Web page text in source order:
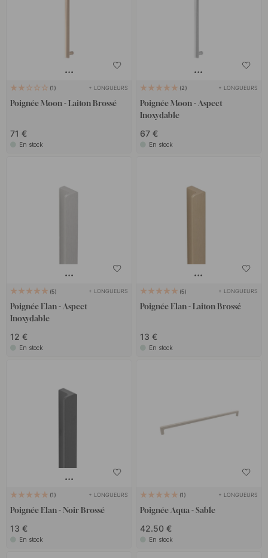
1 + LONGUEURS
Poignée Moon - Laiton Brossé
71 €
En stock
2 + LONGUEURS
Poignée Moon - Aspect
Inoxydable
67 €
En stock
5 + LONGUEURS
Poignée Elan - Aspect
Inoxydable
12 €
En stock
5 + LONGUEURS
Poignée Elan - Laiton Brossé
13 €
En stock
1 + LONGUEURS
Poignée Elan - Noir Brossé
13 €
En stock
1 + LONGUEURS
Poignée Aqua - Sable
42.50 €
En stock